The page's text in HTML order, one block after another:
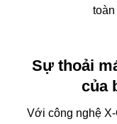
toàn
Sự thoải
của
Với công nghệ